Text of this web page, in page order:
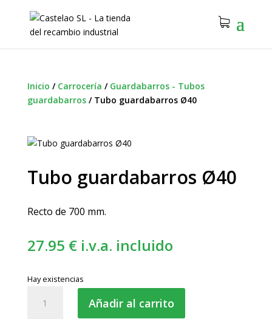
Inicio / Carrocería / Guardabarros - Tubos
guardabarros/ Tubo guardabarros Ø40
Tubo guardabarros Ø40
Recto de 700 mm.
27.95 € i.v.a. incluido
Hay existencias
guardabarros
Añadir al carrito